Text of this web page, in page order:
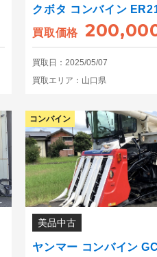
クボタ コンバイン
買取価格
買取日：2025/05/07
買取エリア：山口県
コンバイン
美品中古
ヤンマー コンバイン